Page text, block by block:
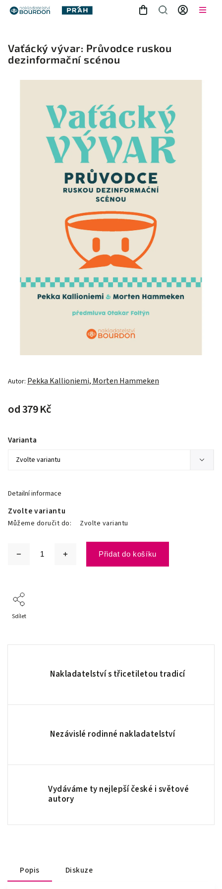
Vaťácký vývar: Průvodce ruskou
dezinformační scénou
Autor: Pekka Kallioniemi, Morten Hammeken
od379 Kč
Zvolte variantu
Můžeme doručit do: Zvolte variantu
Varianta
Přidat do košíku
Detailní informace
Sdílet
Nakladatelství s třicetiletou tradicí
Nezávislé rodinné nakladatelství
Vydáváme ty nejlepší české i světové
autory
Popis Diskuze